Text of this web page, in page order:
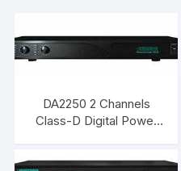
DA2250 2 Channels
Class-D Digital Power